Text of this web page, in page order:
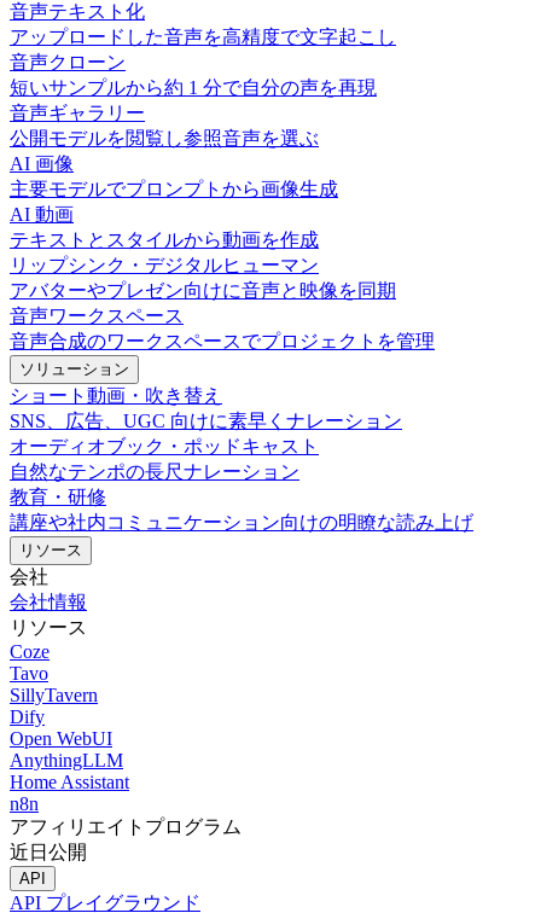
音声テキスト化
アップロードした音声を高精度で文字起こし
音声クローン
短いサンプルから約 1 分で自分の声を再現
音声ギャラリー
公開モデルを閲覧し参照音声を選ぶ
AI 画像
主要モデルでプロンプトから画像生成
AI 動画
テキストとスタイルから動画を作成
リップシンク・デジタルヒューマン
アバターやプレゼン向けに音声と映像を同期
音声ワークスペース
音声合成のワークスペースでプロジェクトを管理
ソリューション
ショート動画・吹き替え
SNS、広告、UGC 向けに素早くナレーション
オーディオブック・ポッドキャスト
自然なテンポの長尺ナレーション
教育・研修
講座や社内コミュニケーション向けの明瞭な読み上げ
リソース
会社
会社情報
リソース
Coze
Tavo
SillyTavern
Dify
Open WebUI
AnythingLLM
Home Assistant
n8n
アフィリエイトプログラム
近日公開
API
API プレイグラウンド